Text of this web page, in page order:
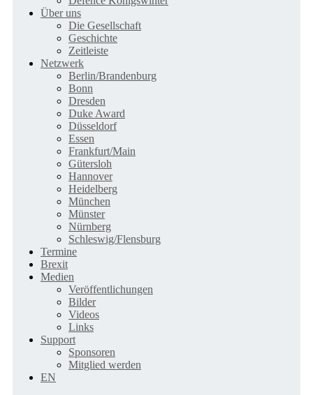
Über uns
Die Gesellschaft
Geschichte
Zeitleiste
Netzwerk
Berlin/Brandenburg
Bonn
Dresden
Duke Award
Düsseldorf
Essen
Frankfurt/Main
Gütersloh
Hannover
Heidelberg
München
Münster
Nürnberg
Schleswig/Flensburg
Termine
Brexit
Medien
Veröffentlichungen
Bilder
Videos
Links
Support
Sponsoren
Mitglied werden
EN